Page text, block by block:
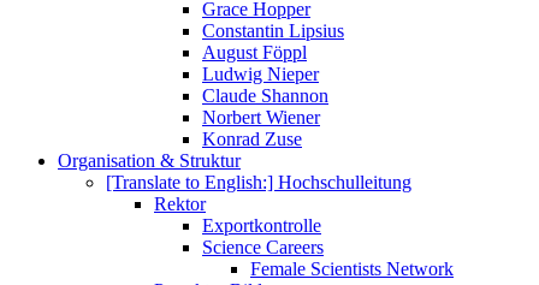
Grace Hopper
Constantin Lipsius
August Föppl
Ludwig Nieper
Claude Shannon
Norbert Wiener
Konrad Zuse
Organisation & Struktur
[Translate to English:] Hochschulleitung
Rektor
Exportkontrolle
Science Careers
Female Scientists Network